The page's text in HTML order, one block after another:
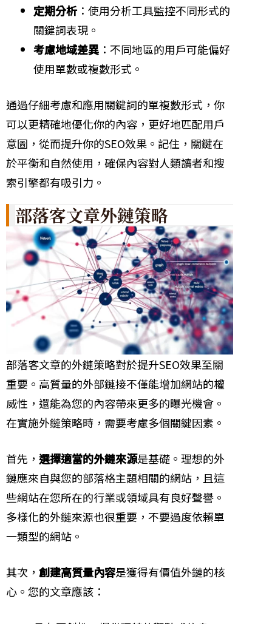
定期分析：使用分析工具監控不同形式的
關鍵詞表現。
考慮地域差異 ：不同地區的用戶可能偏好
使用單數或複數形式。
通過仔細考慮和應用關鍵詞的單複數形式，你
可以更精確地優化你的內容，更好地匹配用戶
意圖，從而提升你的SEO效果。記住，關鍵在
於平衡和自然使用，確保內容對人類讀者和搜
索引擎都有吸引力。
部落客文章外鏈策略
部落客文章的外鏈策略對於提升SEO效果至關
重要。高質量的外部鏈接不僅能增加網站的權
威性，還能為您的內容帶來更多的曝光機會。
在實施外鏈策略時，需要考慮多個關鍵因素。
首先， 選擇適當的外鏈來源是基礎。理想的外
鏈應來自與您的部落格主題相關的網站，且這
些網站在您所在的行業或領域具有良好聲譽。
多樣化的外鏈來源也很重要，不要過度依賴單
一類型的網站。
其次， 創建高質量內容是獲得有價值外鏈的核
心。您的文章應該：